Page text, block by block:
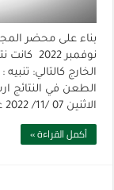
نوفمبر
الخارج كالتالي:
الطعن في النتائج
الاثنين 07 /11/ 2022 على الساعة الرابعة كما ننبه الى ان بعض …
أكمل القراءة »